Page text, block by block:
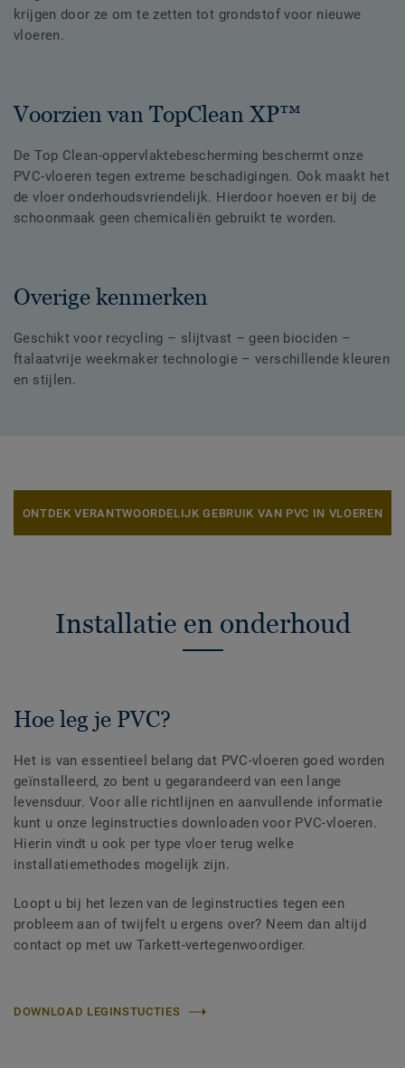
krijgen door ze om te zetten tot grondstof voor nieuwe
vloeren.
Voorzien van TopClean XP™
De Top Clean-oppervlaktebescherming beschermt onze
PVC-vloeren tegen extreme beschadigingen. Ook maakt het
de vloer onderhoudsvriendelijk. Hierdoor hoeven er bij de
schoonmaak geen chemicaliën gebruikt te worden.
Overige kenmerken
Geschikt voor recycling – slijtvast – geen biociden –
ftalaatvrije weekmaker technologie – verschillende kleuren
en stijlen.
ONTDEK VERANTWOORDELIJK GEBRUIK VAN PVC IN VLOEREN
Installatie en onderhoud
Hoe leg je PVC?
Het is van essentieel belang dat PVC-vloeren goed worden
geïnstalleerd, zo bent u gegarandeerd van een lange
levensduur. Voor alle richtlijnen en aanvullende informatie
kunt u onze leginstructies downloaden voor PVC-vloeren.
Hierin vindt u ook per type vloer terug welke
installatiemethodes mogelijk zijn.
Loopt u bij het lezen van de leginstructies tegen een
probleem aan of twijfelt u ergens over? Neem dan altijd
contact op met uw Tarkett-vertegenwoordiger.
DOWNLOAD LEGINSTUCTIES